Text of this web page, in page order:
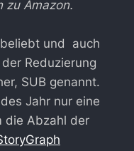
zu Amazon.
und auch
Reduzierung
SUB genannt.
Jahr nur eine
die Abzahl der